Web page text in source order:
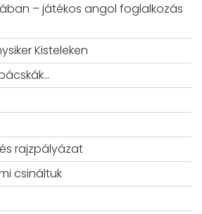
– játékos angol foglalkozás
Kisteleken
rajzpályázat
csináltuk